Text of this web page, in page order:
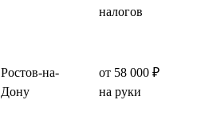
налогов
Ростов-на-
Дону
от 58 000 ₽
на руки